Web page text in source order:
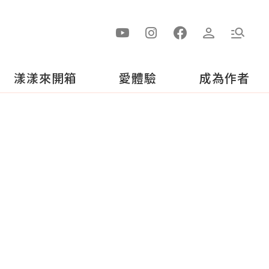
漾漾來開箱 愛體驗 成為作者